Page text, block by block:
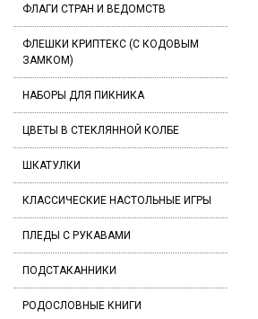
ФЛАГИ СТРАН И ВЕДОМСТВ
ФЛЕШКИ КРИПТЕКС (С КОДОВЫМ
ЗАМКОМ)
НАБОРЫ ДЛЯ ПИКНИКА
ЦВЕТЫ В СТЕКЛЯННОЙ КОЛБЕ
ШКАТУЛКИ
КЛАССИЧЕСКИЕ НАСТОЛЬНЫЕ ИГРЫ
ПЛЕДЫ С РУКАВАМИ
ПОДСТАКАННИКИ
РОДОСЛОВНЫЕ КНИГИ